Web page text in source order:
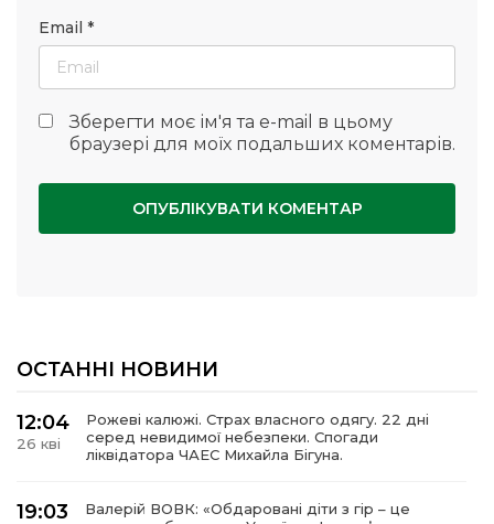
Email *
Зберегти моє ім'я та e-mail в цьому
браузері для моїх подальших коментарів.
ОСТАННІ НОВИНИ
12:04
26 кві
Рожеві калюжі. Страх власного одягу. 22 дні
серед невидимої небезпеки. Спогади
ліквідатора ЧАЕС Михайла Бігуна.
19:03
Валерій ВОВК: «Обдаровані діти з гір – це